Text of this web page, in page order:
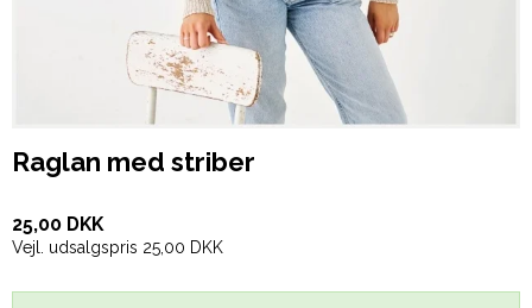
Raglan med striber
25,00 DKK
Vejl. udsalgspris 25,00 DKK